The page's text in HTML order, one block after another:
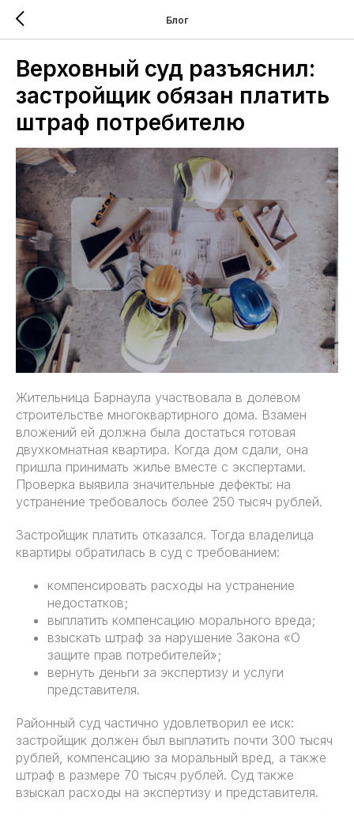
Блог
Верховный суд разъяснил:
застройщик обязан платить
штраф потребителю
Жительница Барнаула участвовала в долевом
строительстве многоквартирного дома. Взамен
вложений ей должна была достаться готовая
двухкомнатная квартира. Когда дом сдали, она
пришла принимать жилье вместе с экспертами.
Проверка выявила значительные дефекты: на
устранение требовалось более 250 тысяч рублей.
Застройщик платить отказался. Тогда владелица
квартиры обратилась в суд с требованием:
компенсировать расходы на устранение
недостатков;
выплатить компенсацию морального вреда;
взыскать штраф за нарушение Закона «О
защите прав потребителей»;
вернуть деньги за экспертизу и услуги
представителя.
Районный суд частично удовлетворил ее иск:
застройщик должен был выплатить почти 300 тысяч
рублей, компенсацию за моральный вред, а также
штраф в размере 70 тысяч рублей. Суд также
взыскал расходы на экспертизу и представителя.